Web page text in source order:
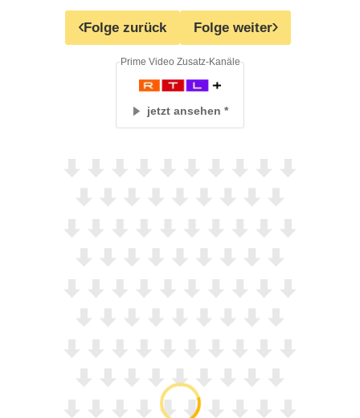
Folge zurück Folge weiter
jetzt ansehen
Prime Video Zusatz-Kanäle